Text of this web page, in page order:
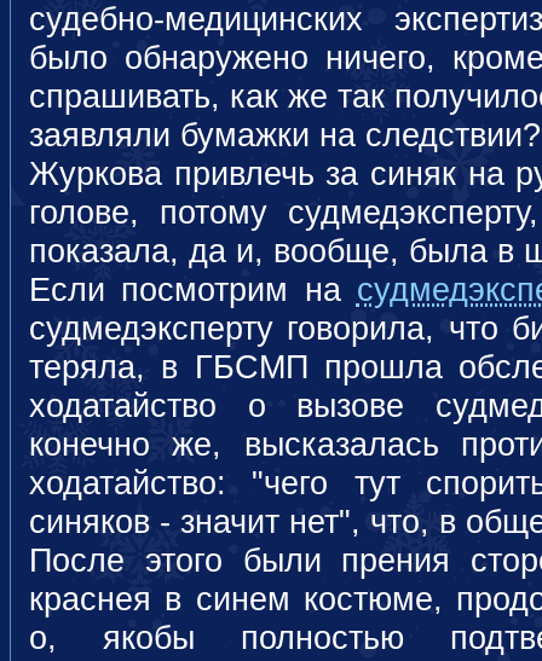
судебно-медицинских
было обнаружено ничего,
спрашивать, как же так
заявляли бумажки на
Журкова привлечь за синяк на
голове, потому
показала, да и, вообще, была в
Если посмотрим на
судмедэксперту говорила, что
теряла, в ГБСМП прошла
ходатайство о вызове
конечно же, высказалась
ходатайство: "чего тут
синяков - значит нет", что, в
После этого были прения
краснея в синем костюме,
о, якобы полностью